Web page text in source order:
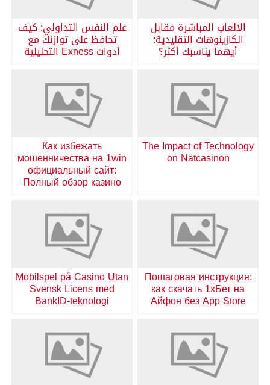
الالعاب المباشرة مقابل
الكازينوهات التقليدية:
أيهما يناسبك أكثر؟
علم النفس التداولي: كيف
تحافظ على توازنك مع
أدوات Exness التحليلية
The Impact of Technology
on Nätcasinon
Как избежать
мошенничества на 1win
официальный сайт:
Полный обзор казино
Пошаговая инструкция:
как скачать 1хБет на
Айфон без App Store
Mobilspel på Casino Utan
Svensk Licens med
BankID-teknologi